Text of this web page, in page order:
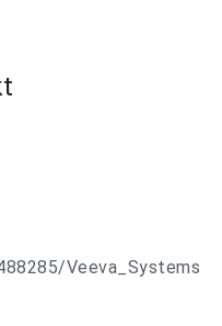
Veeva_Systems